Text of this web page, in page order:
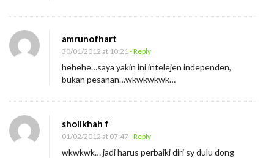
amrunofhart
30/01/2012 at 10:21 - Reply
hehehe…saya yakin ini intelejen independen,
bukan pesanan…wkwkwkwk…
sholikhah f
01/02/2012 at 07:47- Reply
wkwkwk… jadi harus perbaiki diri sy dulu dong